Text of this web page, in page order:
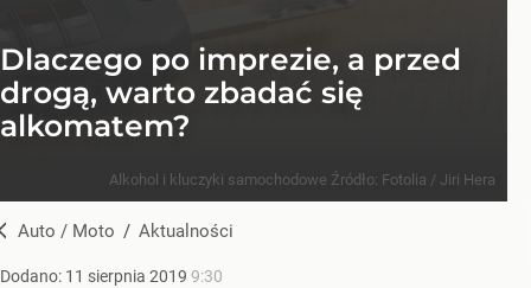
Dlaczego po imprezie, a przed
drogą, warto zbadać się
alkomatem?
Alkohol i kluczyki samochodowe Źródło: Fotolia / Jiri Hera
Auto / Moto / Aktualności
Dodano: 11 sierpnia 2019 9:30